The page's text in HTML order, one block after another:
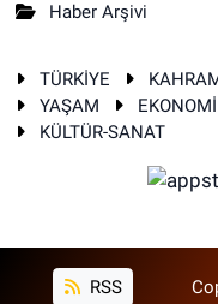
Haber Arşivi
TÜRKİYE
YAŞAM
EKONOMİ
KÜLTÜR-SANAT
RSS